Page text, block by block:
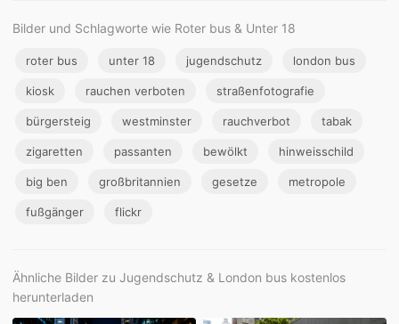
Bilder und Schlagworte wie Roter bus & Unter 18
roter bus unter 18 jugendschutz london bus
kiosk rauchen verboten straßenfotografie
bürgersteig westminster rauchverbot tabak
zigaretten passanten bewölkt hinweisschild
big ben großbritannien gesetze metropole
fußgänger flickr
Ähnliche Bilder zu Jugendschutz & London bus kostenlos
herunterladen